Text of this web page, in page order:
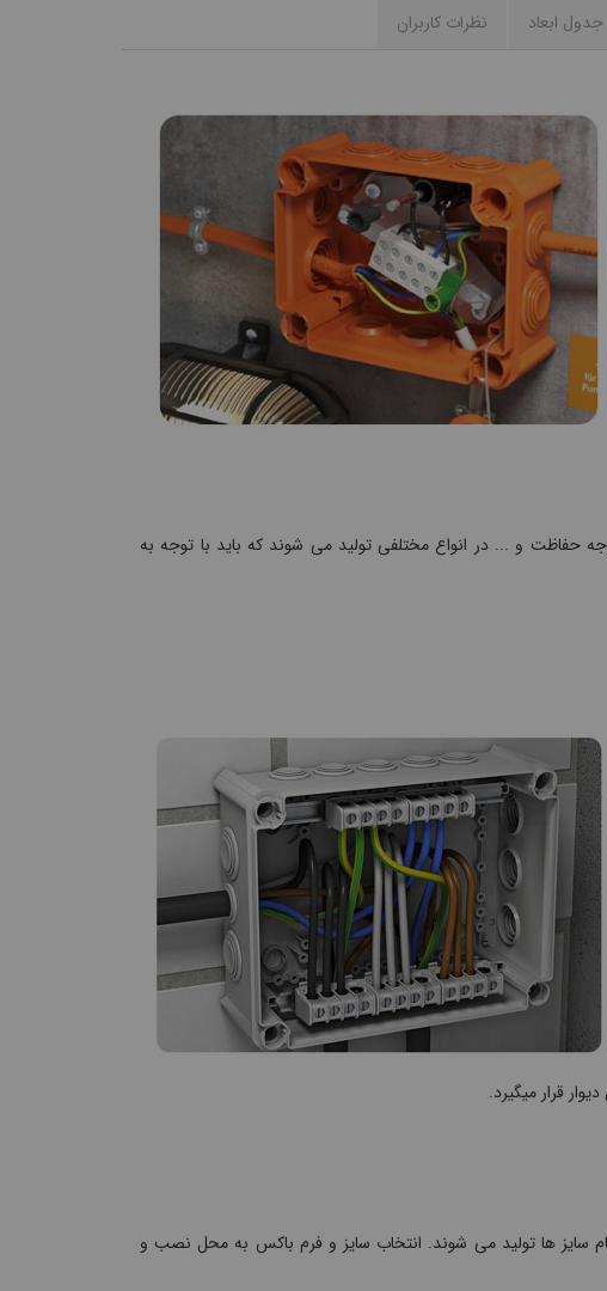
جدول ابعاد نظرات کاربران
حفاظت و ... در انواع مختلفی تولید می شوند که باید با توجه به
قرار میگیرد.
سایز ها تولید می شوند. انتخاب سایز و فرم باکس به محل نصب و